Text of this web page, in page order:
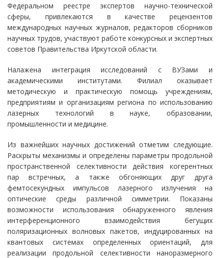
Федеральном реестре экспертов научно-технической
сферы, привлекаются в качестве рецензентов
международных научных журналов, редакторов сборников
научных трудов, участвуют работе конкурсных и экспертных
советов Правительства Иркутской области.
Налажена интеграция исследований с ВУЗами и
академическими институтами. Филиал оказывает
методическую и практическую помощь учреждениям,
предприятиям и организациям региона по использованию
лазерных технологий в науке, образовании,
промышленности и медицине.
Из важнейших научных достижений отметим следующие.
Раскрыты механизмы и определены параметры продольной
пространственной селективности действия когерентных
пар встречных, а также обгоняющих друг друга
фемтосекундных импульсов лазерного излучения на
оптические среды различной симметрии. Показаны
возможности использования обнаруженного явления
интерференционного взаимодействия бегущих
поляризационных волновых пакетов, индуцированных на
квантовых системах определенных ориентаций, для
реализации продольной селективности наноразмерного